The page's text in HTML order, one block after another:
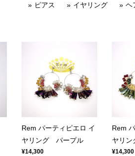
ピアス イヤリング ヘ
Rem パーティピエロ イ
ヤリング パープル
¥14,300
Rem
ヤリ
¥14,300